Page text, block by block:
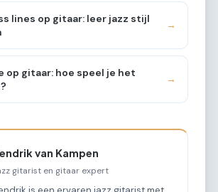
lines op gitaar: leer jazz stijl
→
op gitaar: hoe speel je het
→
van Kampen
gitarist en gitaar expert